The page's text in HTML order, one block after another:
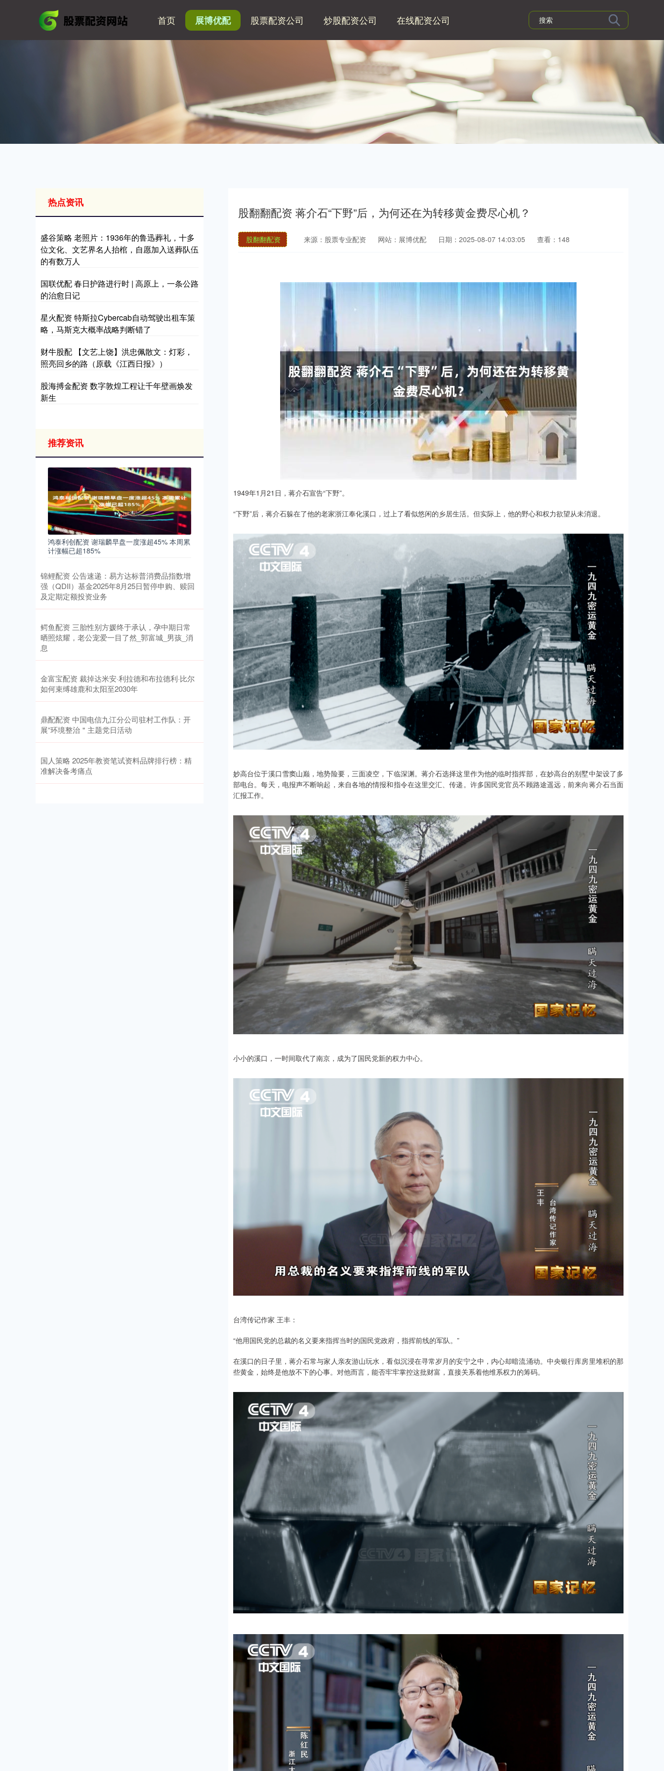
首页 展博优配 股票配资公司 炒股配资公司 在线配资公司
股翻翻配资 蒋介石“下野”后，为何还在为转移黄金费尽心机？
股翻翻配资 来源：股票专业配资 网站：展博优配 日期：2025-08-07 14:03:05 查看：148
1949年1月21日，蒋介石宣告“下野”。
“下野”后，蒋介石躲在了他的老家浙江奉化溪口，过上了看似悠闲的乡居生活。但实际上，他的野心和权力欲望从未消退。
妙高台位于溪口雪窦山巅，地势险要，三面凌空，下临深渊。蒋介石选择这里作为他的临时指挥部，在妙高台的别墅中架设了多
部电台。每天，电报声不断响起，来自各地的情报和指令在这里交汇、传递。许多国民党官员不顾路途遥远，前来向蒋介石当面
汇报工作。
小小的溪口，一时间取代了南京，成为了国民党新的权力中心。
台湾传记作家 王丰：
“他用国民党的总裁的名义要来指挥当时的国民党政府，指挥前线的军队。”
在溪口的日子里，蒋介石常与家人亲友游山玩水，看似沉浸在寻常岁月的安宁之中，内心却暗流涌动。中央银行库房里堆积的那
些黄金，始终是他放不下的心事。对他而言，能否牢牢掌控这批财富，直接关系着他维系权力的筹码。
热点资讯
盛谷策略 老照片：1936年的鲁迅葬礼，十多
位文化、文艺界名人抬棺，自愿加入送葬队伍
的有数万人
国联优配 春日护路进行时 | 高原上，一条公路
的治愈日记
星火配资 特斯拉Cybercab自动驾驶出租车策
略，马斯克大概率战略判断错了
财牛股配 【文艺上饶】洪忠佩散文：灯彩，
照亮回乡的路（原载《江西日报》）
股海搏金配资 数字敦煌工程让千年壁画焕发
新生
推荐资讯
鸿泰利创配资 谢瑞麟早盘一度涨超45% 本周累
计涨幅已超185%
锦鲤配资 公告速递：易方达标普消费品指数增
强（QDII）基金2025年8月25日暂停申购、赎回
及定期定额投资业务
鳄鱼配资 三胎性别方媛终于承认，孕中期日常
晒照炫耀，老公宠爱一目了然_郭富城_男孩_消
息
金富宝配资 裁掉达米安·利拉德和布拉德利·比尔
如何束缚雄鹿和太阳至2030年
鼎配配资 中国电信九江分公司驻村工作队：开
展“环境整治＂主题党日活动
国人策略 2025年教资笔试资料品牌排行榜：精
准解决备考痛点